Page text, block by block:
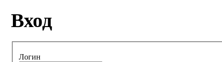
Вход
Логин